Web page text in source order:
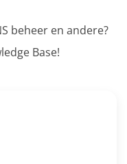
beheer en andere?
Base!